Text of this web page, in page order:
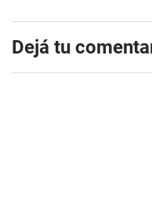
Dejá tu